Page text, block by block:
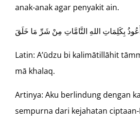
anak-anak agar penyakit ain.
بِكَلِمَاتِ اللهِ التَّامَّاتِ مِنْ شَرِّ مَا خَلَقَ
Latin: A’ūdzu bi kalimātillāhit
mā khalaq.
Artinya: Aku berlindung dengan
sempurna dari kejahatan ciptaan-